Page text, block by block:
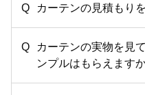
カーテンの見積もり
カーテンの実物を見
ンプルはもらえます